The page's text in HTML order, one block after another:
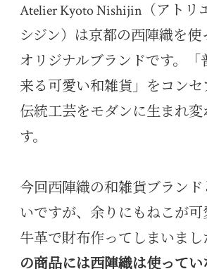
Atelier Kyoto Nishijin（アトリ
シジン）は京都の西陣織を使
オリジナルブランドです。「
来る可愛い和雑貨」をコン
伝統工芸をモダンに生まれ変
す。
今回西陣織の和雑貨ブランド
いですが、余りにもねこが
牛革で財布作ってしまいまし
の商品には西陣織は使って